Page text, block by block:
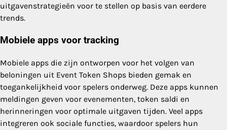
uitgavenstrategieën voor te stellen op basis van eerdere
trends.
Mobiele apps voor tracking
Mobiele apps die zijn ontworpen voor het volgen van
beloningen uit Event Token Shops bieden gemak en
toegankelijkheid voor spelers onderweg. Deze apps kunnen
meldingen geven voor evenementen, token saldi en
herinneringen voor optimale uitgaven tijden. Veel apps
integreren ook sociale functies, waardoor spelers hun